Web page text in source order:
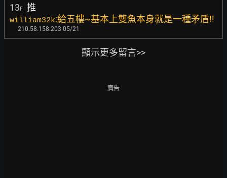
13F 推
william32k:給五樓~基本上雙魚本身就是一種矛盾!!
210.58.158.203 05/21
顯示更多留言>>
廣告